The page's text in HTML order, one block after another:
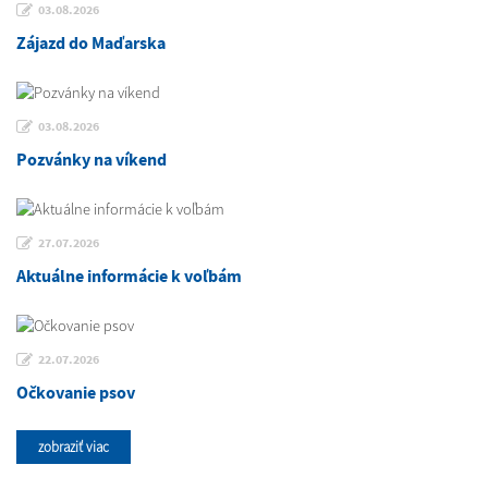
03.08.2026
Zájazd do Maďarska
03.08.2026
Pozvánky na víkend
27.07.2026
Aktuálne informácie k voľbám
22.07.2026
Očkovanie psov
zobraziť viac